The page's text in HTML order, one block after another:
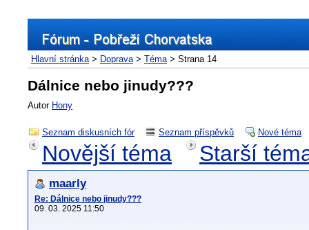
Hlavní stránka> Doprava> Téma> Strana 14
Dálnice nebo jinudy???
Autor Hony
Seznam diskusních fór Seznam příspěvků Nové téma
Novější téma Starší
maarly
Re: Dálnice nebo jinudy???
09. 03. 2025 11:50